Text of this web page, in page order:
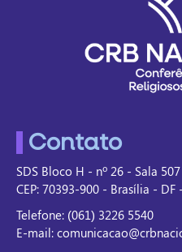
Contato
SDS Bloco H - nº 26 - Sala
CEP: 70393-900 - Brasília - DF
Telefone: (061) 3226 5540
E-mail: